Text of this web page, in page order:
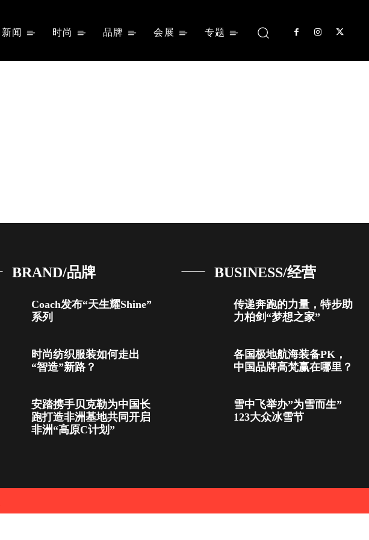
新闻 时尚 品牌 会展 专题
BRAND/品牌
Coach发布“天生耀Shine”
系列
时尚纺织服装如何走出
“智造”新路？
安踏携手贝克勒为中国长
跑打造非洲基地共同开启
非洲“高原C计划”
BUSINESS/经营
传递奔跑的力量，特步助
力柏剑“梦想之家”
各国极地航海装备PK，
中国品牌高梵赢在哪里？
雪中飞举办”为雪而生”
123大众冰雪节